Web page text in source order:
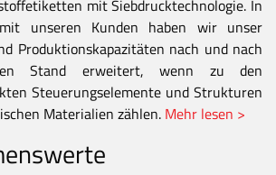
mit Siebdrucktechnologie. In
unseren Kunden haben wir unser
Produktionskapazitäten nach und nach
Stand erweitert, wenn zu den
Steuerungselemente und Strukturen
Materialien zählen. Mehr lesen >